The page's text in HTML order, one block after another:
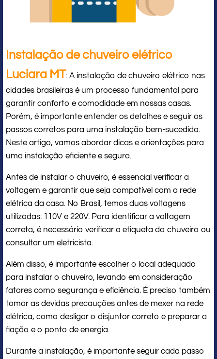
Instalação de chuveiro elétrico
Luciara MT: A instalação de chuveiro elétrico nas
cidades brasileiras é um processo fundamental para
garantir conforto e comodidade em nossas casas.
Porém, é importante entender os detalhes e seguir os
passos corretos para uma instalação bem-sucedida.
Neste artigo, vamos abordar dicas e orientações para
uma instalação eficiente e segura.
Antes de instalar o chuveiro, é essencial verificar a
voltagem e garantir que seja compatível com a rede
elétrica da casa. No Brasil, temos duas voltagens
utilizadas: 110V e 220V. Para identificar a voltagem
correta, é necessário verificar a etiqueta do chuveiro ou
consultar um eletricista.
Além disso, é importante escolher o local adequado
para instalar o chuveiro, levando em consideração
fatores como segurança e eficiência. É preciso também
tomar as devidas precauções antes de mexer na rede
elétrica, como desligar o disjuntor correto e preparar a
fiação e o ponto de energia.
Durante a instalação, é importante seguir cada passo